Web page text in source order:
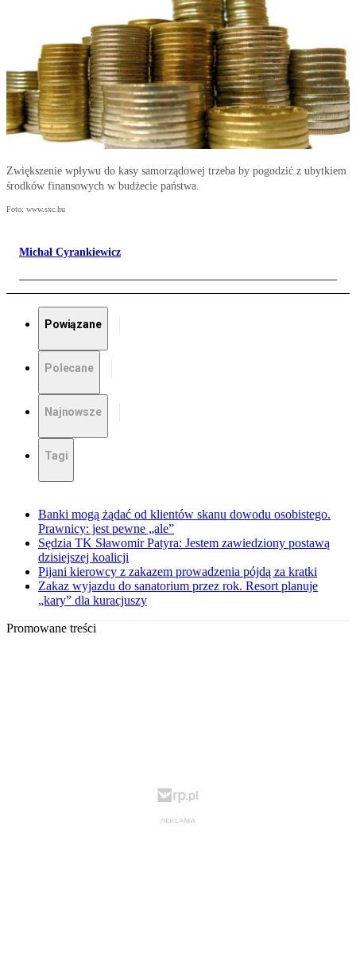
Zwiększenie wpływu do kasy samorządowej trzeba by pogodzić z ubytkiem
środków finansowych w budżecie państwa.
Foto: www.sxc.hu
Michał Cyrankiewicz
Powiązane
Polecane
Najnowsze
Tagi
Banki mogą żądać od klientów skanu dowodu osobistego.
Prawnicy: jest pewne „ale”
Sędzia TK Sławomir Patyra: Jestem zawiedziony postawą
dzisiejszej koalicji
Pijani kierowcy z zakazem prowadzenia pójdą za kratki
Zakaz wyjazdu do sanatorium przez rok. Resort planuje
„kary” dla kuracjuszy
Promowane treści